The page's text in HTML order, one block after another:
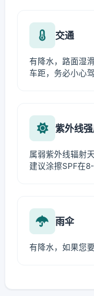
交通
有降水，路面湿
车距，务必小心驾
紫外线
属弱紫外线辐射
建议涂擦SPF在
雨伞
有降水，如果您